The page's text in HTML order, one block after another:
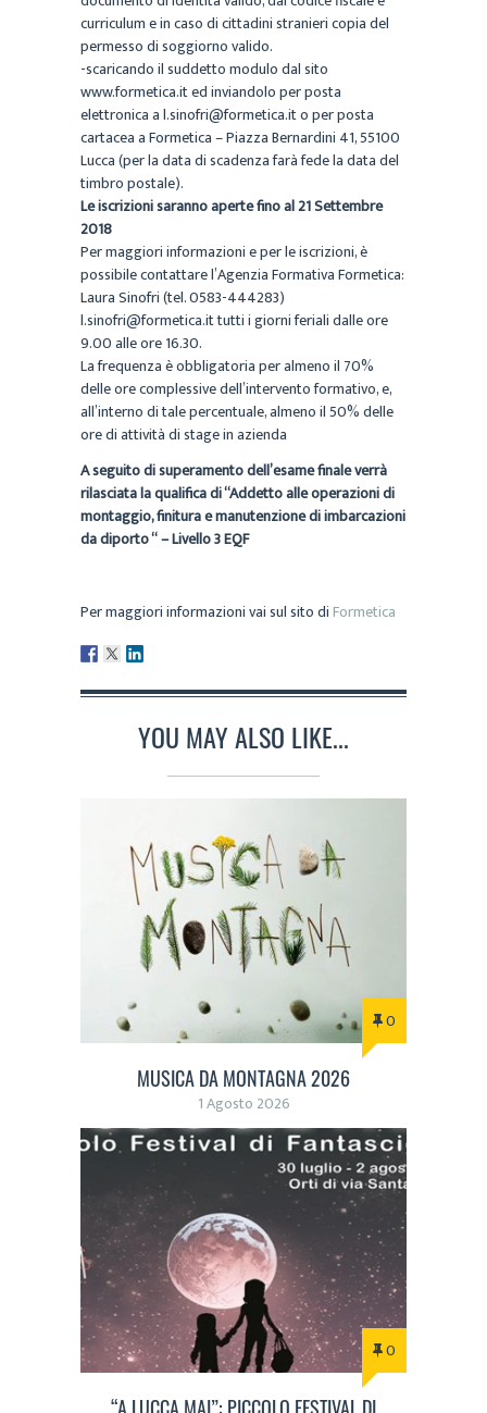
curriculum e in caso di cittadini stranieri copia del
permesso di soggiorno valido.
-scaricando il suddetto modulo dal sito
www.formetica.it ed inviandolo per posta
elettronica a l.sinofri@formetica.it o per posta
cartacea a Formetica – Piazza Bernardini 41, 55100
Lucca (per la data di scadenza farà fede la data del
timbro postale).
Le iscrizioni saranno aperte fino al 21 Settembre
2018
Per maggiori informazioni e per le iscrizioni, è
possibile contattare l’Agenzia Formativa Formetica:
Laura Sinofri (tel. 0583-444283)
l.sinofri@formetica.it tutti i giorni feriali dalle ore
9.00 alle ore 16.30.
La frequenza è obbligatoria per almeno il 70%
delle ore complessive dell’intervento formativo, e,
all’interno di tale percentuale, almeno il 50% delle
ore di attività di stage in azienda
A seguito di superamento dell’esame finale verrà
rilasciata la qualifica di “Addetto alle operazioni di
montaggio, finitura e manutenzione di imbarcazioni
da diporto “ – Livello 3 EQF
Per maggiori informazioni vai sul sito diFormetica
YOU MAY ALSO LIKE...
0
MUSICA DA MONTAGNA 2026
1 Agosto 2026
0